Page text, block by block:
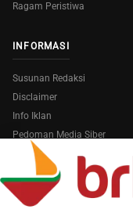
Ragam Peristiwa
INFORMASI
Susunan Redaksi
Disclaimer
Info Iklan
Pedoman Media Siber
Copyright © 2026